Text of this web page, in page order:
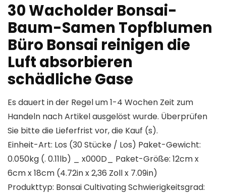
30 Wacholder Bonsai-
Baum-Samen Topfblumen
Büro Bonsai reinigen die
Luft absorbieren
schädliche Gase
Es dauert in der Regel um 1-4 Wochen Zeit zum
Handeln nach Artikel ausgelöst wurde. Überprüfen
Sie bitte die Lieferfrist vor, die Kauf (s).
Einheit-Art: Los (30 Stücke / Los) Paket-Gewicht:
0.050kg (. 0.11lb) _ x000D_ Paket-Größe: 12cm x
6cm x 18cm (4.72in x 2,36 Zoll x 7.09in)
Produkttyp: Bonsai Cultivating Schwierigkeitsgrad: